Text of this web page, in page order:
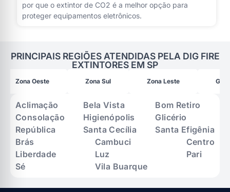
por que o extintor de CO2 é a melhor opção para
proteger equipamentos eletrônicos.
PRINCIPAIS REGIÕES ATENDIDAS PELA DIG FIRE
EXTINTORES EM SP
Zona Oeste Zona Sul Zona Leste
Aclimação
Consolação
República
Bela Vista
Higienópolis
Santa Cecília
Bom Retiro
Glicério
Santa Efigênia
Brás
Liberdade
Sé
Cambuci
Luz
Vila Buarque
Centro
Pari